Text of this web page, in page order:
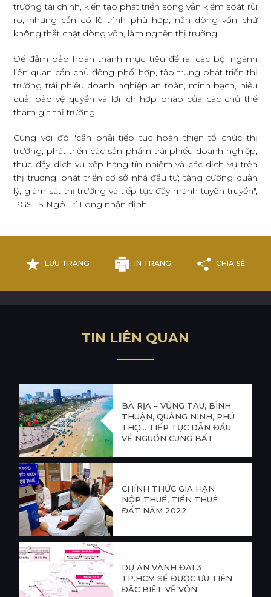
trường tài chính, kiến tạo phát triển song vẫn kiểm soát rủi
ro, nhưng cần có lộ trình phù hợp, nắn dòng vốn chứ
không thắt chặt dòng vốn, làm nghẽn thị trường.
Để đảm bảo hoàn thành mục tiêu đề ra, các bộ, ngành
liên quan cần chủ động phối hợp, tập trung phát triển thị
trường trái phiếu doanh nghiệp an toàn, minh bạch, hiệu
quả, bảo vệ quyền và lợi ích hợp pháp của các chủ thể
tham gia thị trường.
Cùng với đó "cần phải tiếp tục hoàn thiện tổ chức thị
trường; phát triển các sản phẩm trái phiếu doanh nghiệp;
thúc đẩy dịch vụ xếp hạng tín nhiệm và các dịch vụ trên
thị trường; phát triển cơ sở nhà đầu tư; tăng cường quản
lý, giám sát thị trường và tiếp tục đẩy mạnh tuyên truyền",
PGS.TS Ngô Trí Long nhận định.
LƯU TRANG IN TRANG CHIA SẺ
TIN LIÊN QUAN
BÀ RỊA – VŨNG TÀU, BÌNH
THUẬN, QUẢNG NINH, PHÚ
THỌ… TIẾP TỤC DẪN ĐẦU
VỀ NGUỒN CUNG BẤT
5
CHÍNH THỨC GIA HẠN
NỘP THUẾ, TIỀN THUÊ
ĐẤT NĂM 2022
DỰ ÁN VÀNH ĐAI 3
TP.HCM SẼ ĐƯỢC ƯU TIÊN
ĐẶC BIỆT VỀ VỐN